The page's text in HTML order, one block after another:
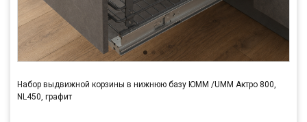
Набор выдвижной корзины в нижнюю базу ЮММ /UMM Актро 800,
NL450, графит